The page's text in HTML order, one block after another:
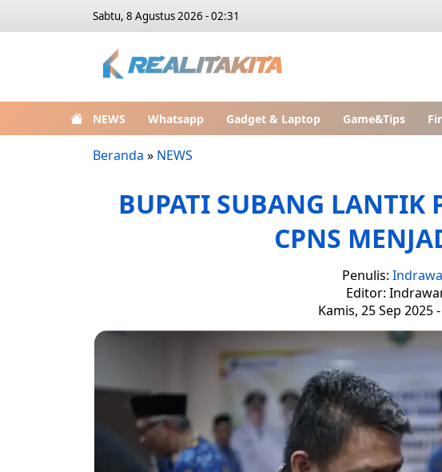
Sabtu, 8 Agustus 2026 - 02:31
NEWS Whatsapp Gadget & Laptop Game&Tips
Beranda » NEWS
BUPATI SUBANG LANTIK
CPNS
Penulis:
Editor:
Kamis, 25 Sep 2025